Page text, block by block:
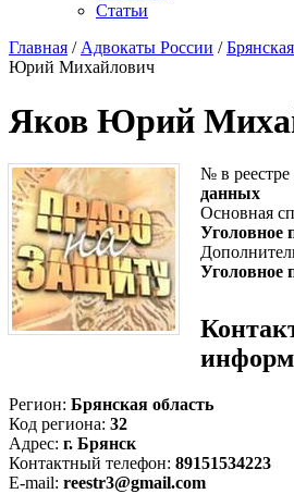
Статьи
Главная / Адвокаты России /
Юрий Михайлович
Яков Юрий
№ в
данных
Основная
Уголовное
Уголовное
Регион: Брянская область
Код региона: 32
Адрес: г. Брянск
Контактный телефон: 89151534223
E-mail: reestr3@gmail.com